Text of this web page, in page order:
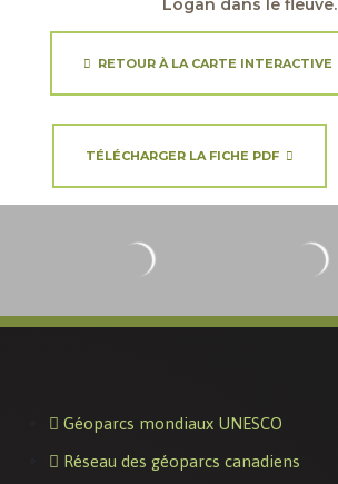
Logan dans le fleuve.
RETOUR À LA CARTE INTERACTIVE
TÉLÉCHARGER LA FICHE PDF
Géoparcs mondiaux UNESCO
Réseau des géoparcs canadiens